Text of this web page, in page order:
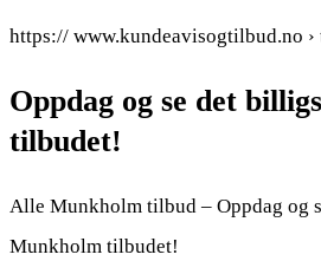
https:// www.kundeavisogtilbud.no
Oppdag og se det
tilbudet!
Alle Munkholm tilbud – Oppdag og
Munkholm tilbudet!